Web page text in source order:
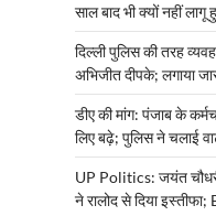
साल बाद भी क्यों नहीं
दिल्ली पुलिस की तरह
अभिजीत दीपके; लगाया
डीए की मांग: पंजाब के
लिए बढ़े; पुलिस ने चलाई
UP Politics: जयंत चौधरी
ने रालोद से दिया